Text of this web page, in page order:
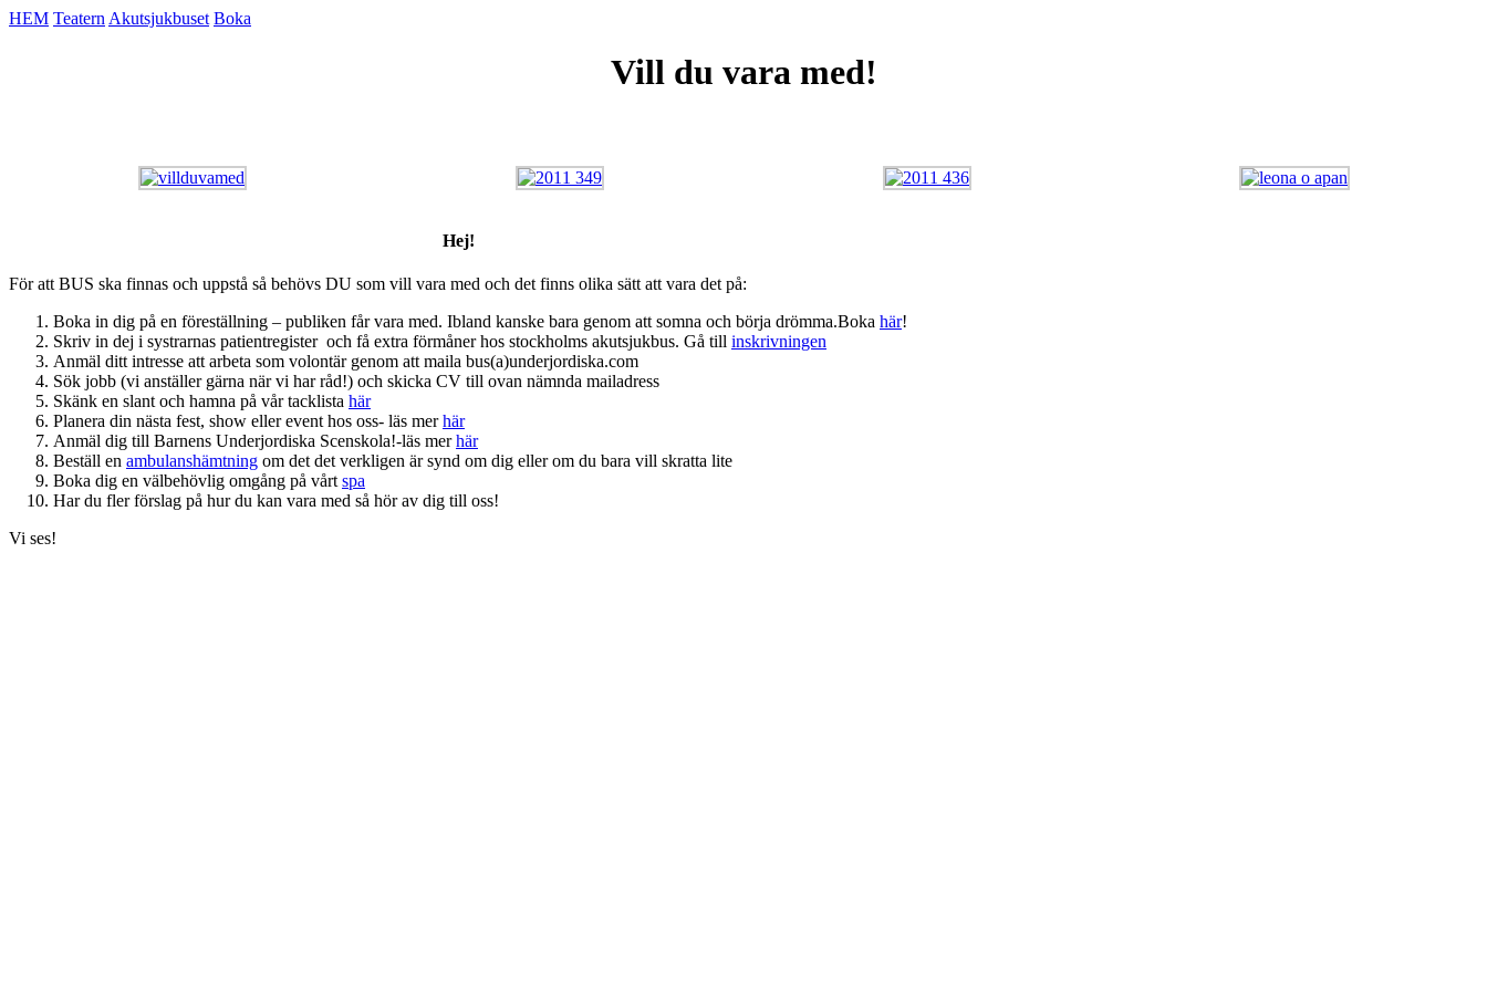
HEM Teatern Akutsjukbuset Boka
Vill du vara med!
Hej!
För att BUS ska finnas och uppstå så behövs DU som vill vara med och det finns olika sätt att vara det på:
Boka in dig på en föreställning – publiken får vara med. Ibland kanske bara genom att somna och börja drömma.Boka här!
Skriv in dej i systrarnas patientregister och få extra förmåner hos stockholms akutsjukbus. Gå till inskrivningen
Anmäl ditt intresse att arbeta som volontär genom att maila bus(a)underjordiska.com
Sök jobb (vi anställer gärna när vi har råd!) och skicka CV till ovan nämnda mailadress
Skänk en slant och hamna på vår tacklista här
Planera din nästa fest, show eller event hos oss- läs merhär
Anmäl dig till Barnens Underjordiska Scenskola!-läs merhär
Beställ en ambulanshämtning om det det verkligen är synd om dig eller om du bara vill skratta lite
Boka dig en välbehövlig omgång på vårtspa
Har du fler förslag på hur du kan vara med så hör av dig till oss!
Vi ses!